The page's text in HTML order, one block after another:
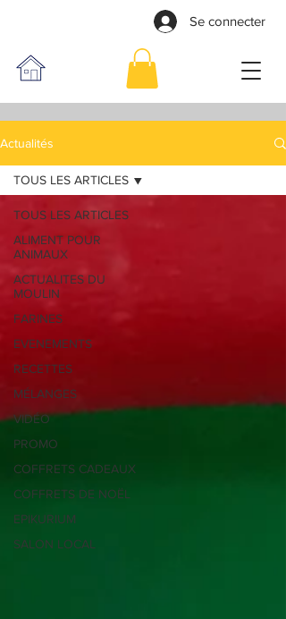
Se connecter
Actualités
TOUS LES ARTICLES
ALIMENT POUR
ANIMAUX
ACTUALITES DU
MOULIN
FARINES
EVENEMENTS
RECETTES
MÉLANGES
VIDÉO
PROMO
COFFRETS CADEAUX
COFFRETS DE NOËL
EPIKURIUM
SALON LOCAL
TOUS LES ARTICLES